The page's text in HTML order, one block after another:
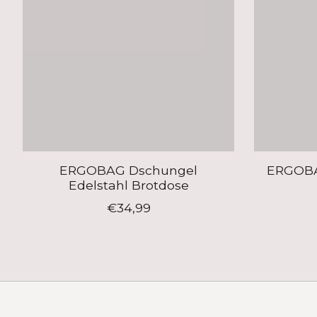
ERGOBAG Dschungel
Edelstahl Brotdose
€34,99